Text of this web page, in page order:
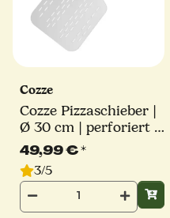
Cozze
Cozze Pizzaschieber |
Ø 30 cm | perforiert |
Stiel 36cm | eckig
49,99 €*
3/5